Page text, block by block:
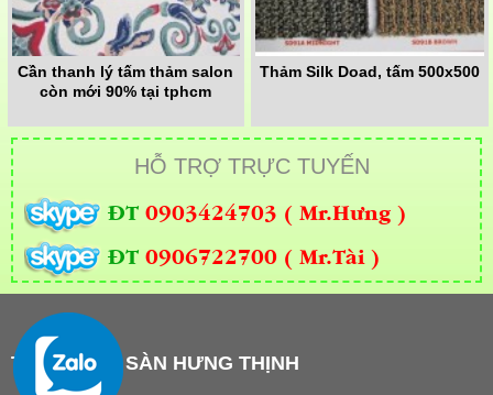
Cần thanh lý tấm thảm salon
còn mới 90% tại tphcm
Thảm Silk Doad, tấm 500x500
HỖ TRỢ TRỰC TUYẾN
ĐT 0903424703 ( Mr.Hưng )
ĐT 0906722700 ( Mr.Tài )
THẢM TRẢI SÀN HƯNG THỊNH